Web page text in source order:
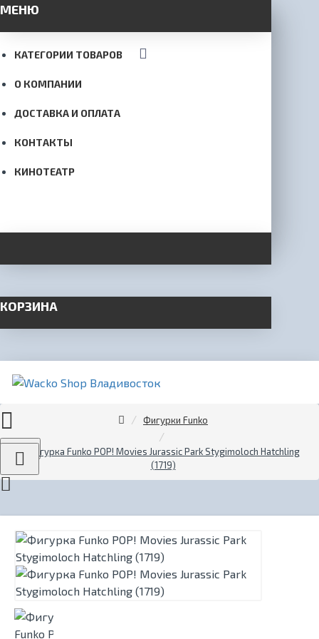
МЕНЮ
КАТЕГОРИИ ТОВАРОВ
О КОМПАНИИ
ДОСТАВКА И ОПЛАТА
КОНТАКТЫ
КИНОТЕАТР
КОРЗИНА
Menu
Фигурки Funko
Фигурка Funko POP! Movies Jurassic Park Stygimoloch Hatchling
(1719)